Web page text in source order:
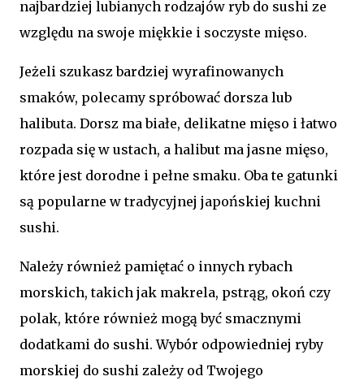
najbardziej lubianych rodzajów ryb do sushi ze
względu na swoje miękkie i soczyste mięso.
Jeżeli szukasz bardziej wyrafinowanych
smaków, polecamy spróbować dorsza lub
halibuta. Dorsz ma białe, delikatne mięso i łatwo
rozpada się w ustach, a halibut ma jasne mięso,
które jest dorodne i pełne smaku. Oba te gatunki
są popularne w tradycyjnej japońskiej kuchni
sushi.
Należy również pamiętać o innych rybach
morskich, takich jak makrela, pstrąg, okoń czy
polak, które również mogą być smacznymi
dodatkami do sushi. Wybór odpowiedniej ryby
morskiej do sushi zależy od Twojego